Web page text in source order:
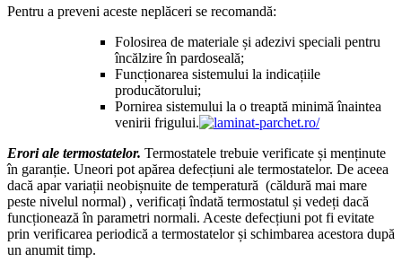
Pentru a preveni aceste neplăceri se recomandă:
Folosirea de materiale și adezivi speciali pentru
încălzire în pardoseală;
Funcționarea sistemului la indicațiile
producătorului;
Pornirea sistemului la o treaptă minimă înaintea
venirii frigului.
Erori ale termostatelor. Termostatele trebuie verificate și menținute
în garanție. Uneori pot apărea defecțiuni ale termostatelor. De aceea
dacă apar variații neobișnuite de temperatură (căldură mai mare
peste nivelul normal) , verificați îndată termostatul și vedeți dacă
funcționează în parametri normali. Aceste defecțiuni pot fi evitate
prin verificarea periodică a termostatelor și schimbarea acestora după
un anumit timp.